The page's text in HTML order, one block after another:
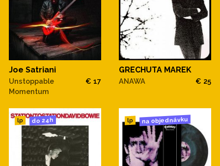
Joe Satriani
Unstoppable
Momentum
€ 17
GRECHUTA MAREK
ANAWA € 25
lp do 24h lp na objednávku